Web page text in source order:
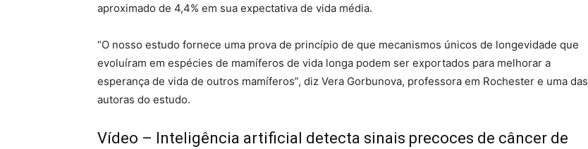
aproximado de 4,4% em sua expectativa de vida média.
“O nosso estudo fornece uma prova de princípio de que mecanismos únicos de longevidade que
evoluíram em espécies de mamíferos de vida longa podem ser exportados para melhorar a
esperança de vida de outros mamíferos”, diz Vera Gorbunova, professora em Rochester e uma das
autoras do estudo.
Vídeo – Inteligência artificial detecta sinais precoces de câncer de